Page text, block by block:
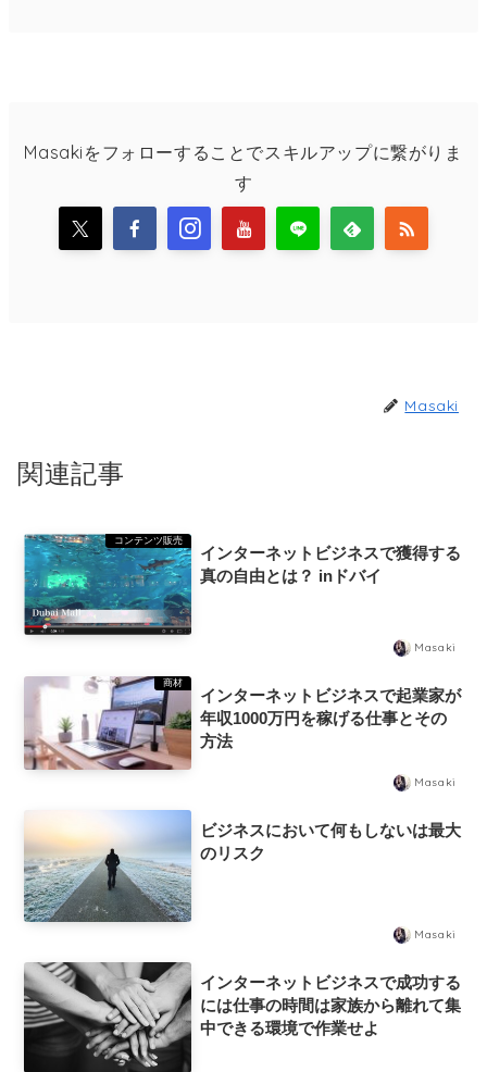
Masakiをフォローすることでスキルアップに繋がりま
す
Masaki
関連記事
コンテンツ販売
インターネットビジネスで獲得する
真の自由とは？ inドバイ
Masaki
商材
インターネットビジネスで起業家が
年収1000万円を稼げる仕事とその
方法
Masaki
ビジネスにおいて何もしないは最大
のリスク
Masaki
インターネットビジネスで成功する
には仕事の時間は家族から離れて集
中できる環境で作業せよ